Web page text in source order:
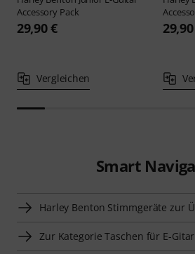
Accessory Pack
29,90 €
Vergleichen
Smart
Harley Benton Stimmgeräte zur
Zur Kategorie Taschen für E-